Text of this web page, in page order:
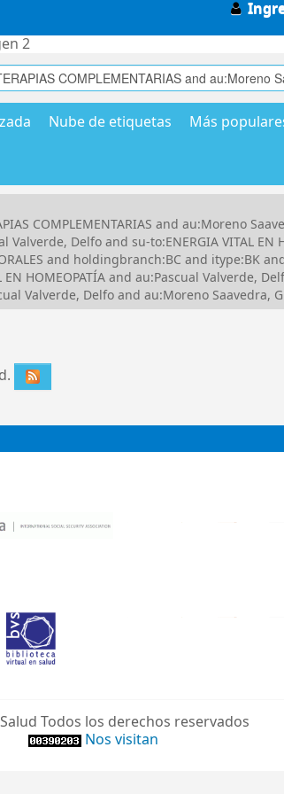
Nube de etiquetas Más
COMPLEMENTARIAS and au:Moreno
Delfo and su-to:ENERGIA VITAL EN
and holdingbranch:BC and itype:BK
HOMEOPATÍA and au:Pascual Valverde,
Valverde, Delfo and au:Moreno Saavedra,
Todos los derechos reservados
Nos visitan